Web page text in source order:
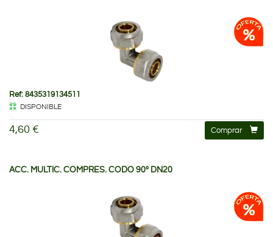
Ref: 8435319134511
DISPONIBLE
4,60 € Comprar
ACC. MULTIC. COMPRES. CODO 90º DN20